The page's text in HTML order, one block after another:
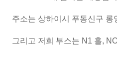
주소는 상하이시 푸동신구 롱
그리고 저희 부스는 N1 홀,